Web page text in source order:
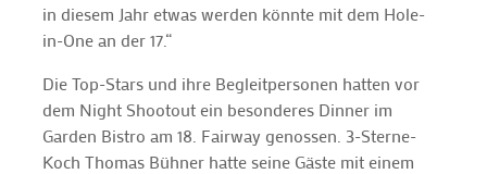
in diesem Jahr etwas werden könnte mit dem Hole-
in-One an der 17.“
Die Top-Stars und ihre Begleitpersonen hatten vor
dem Night Shootout ein besonderes Dinner im
Garden Bistro am 18. Fairway genossen. 3-Sterne-
Koch Thomas Bühner hatte seine Gäste mit einem